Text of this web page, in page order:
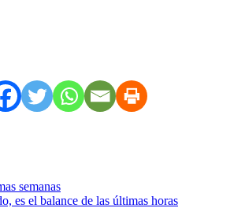
semanas
es el balance de las últimas horas